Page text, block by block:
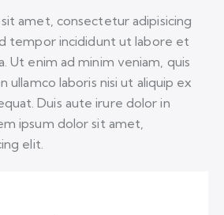
amet, consectetur adipisicing
tempor incididunt ut labore et
Ut enim ad minim veniam, quis
laboris nisi ut aliquip ex
Duis aute irure dolor in
ipsum dolor sit amet,
elit.